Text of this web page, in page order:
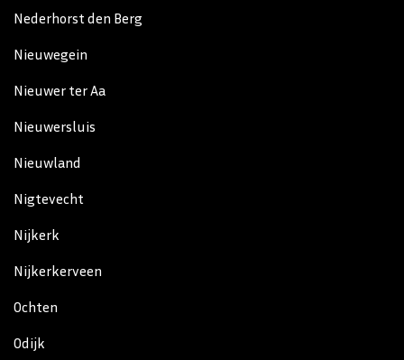
Nederhorst den Berg
Nieuwegein
Nieuwer ter Aa
Nieuwersluis
Nieuwland
Nigtevecht
Nijkerk
Nijkerkerveen
Ochten
Odijk